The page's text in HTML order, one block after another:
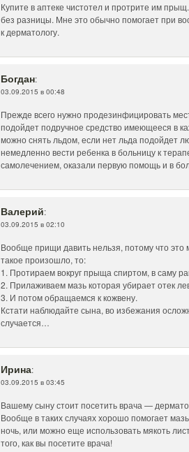
Купите в аптеке чистотел и протрите им
без разницы. Мне это обычно помогает при
к дерматологу.
Богдан:
03.09.2015 в 00:48
Прежде всего нужно продезинфицировать
подойдет подручное средство имеющееся в
можно снять льдом, если нет льда подойдет
немедленно вести ребенка в больницу к
самолечением, оказали первую помощь и в
Валерий:
03.09.2015 в 02:10
Вообще прищи давить нельзя, потому что это
такое произошло, то:
1. Протираем вокруг прыща спиртом, в саму
2. Прилаживаем мазь которая убирает отек
3. И потом обращаемся к кожвену.
Кстати наблюдайте сына, во избежания
случается…
Ирина:
03.09.2015 в 03:45
Вашему сыну стоит посетить врача —
Вообще в таких случаях хорошо помогает
ночь, или можно еще использовать мякоть
того, как вы посетите врача!